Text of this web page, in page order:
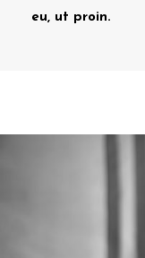
eu, ut proin.